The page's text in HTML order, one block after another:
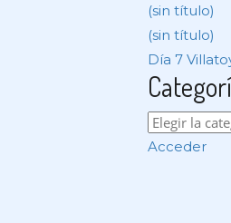
(sin título)
(sin título)
Día 7
Acceder